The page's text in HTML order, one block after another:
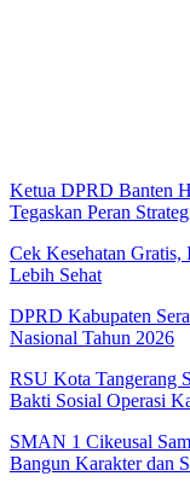
Ketua DPRD Banten
Tegaskan Peran
Cek Kesehatan
Lebih Sehat
DPRD Kabupaten
Nasional Tahun 2026
RSU Kota Tangerang
Bakti Sosial Operasi
SMAN 1 Cikeusal
Bangun Karakter dan